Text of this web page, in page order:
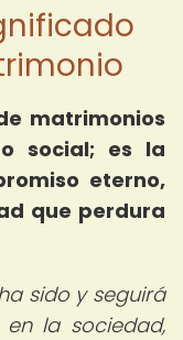
matrimonios
social; es la
eterno,
que perdura
sido y seguirá
la sociedad,